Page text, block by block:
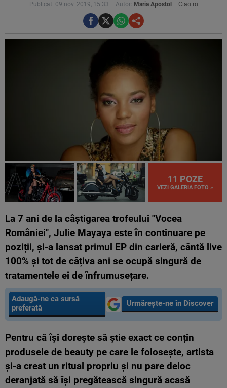
Publicat: 09 nov. 2019, 15:33 Autor: Maria Apostol Ciao.ro
11 POZE
VEZI GALERIA FOTO »
La 7 ani de la câștigarea trofeului "Vocea
României", Julie Mayaya este în continuare pe
poziții, și-a lansat primul EP din carieră, cântă live
100% și tot de câțiva ani se ocupă singură de
tratamentele ei de înfrumusețare.
Adaugă-ne ca sursă
preferată
Urmărește-ne în Discover
Pentru că își dorește să știe exact ce conțin
produsele de beauty pe care le folosește, artista
și-a creat un ritual propriu și nu pare deloc
deranjată să își pregătească singură acasă